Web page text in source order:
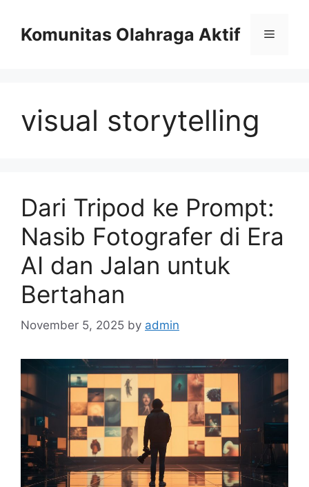
contentKomunitas Olahraga Aktif Menu
visual storytelling
Dari Tripod ke Prompt:
Nasib Fotografer di Era
AI dan Jalan untuk
Bertahan
November 5, 2025 by admin